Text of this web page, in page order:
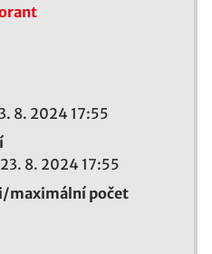
8. 2024 17:55
23. 8. 2024 17:55
maximální počet